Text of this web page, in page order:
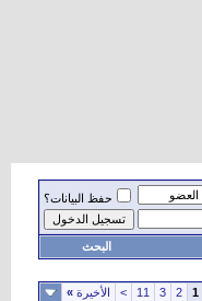
حفظ البيانات؟
البحث
1
2
3
11
> الأخيرة »